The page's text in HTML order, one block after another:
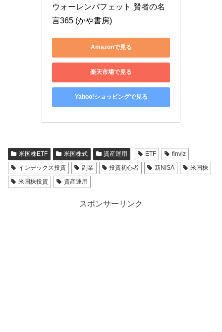
ウォーレンバフェット 賢者の名
言365 (かや書房)
Amazonで見る
楽天市場で見る
Yahoo!ショッピングで見る
米国株ETF 米国株式 資産運用 ETF
finviz
インデックス投資
副業 投資初心者 新NISA
米国株
米国株投資
資産運用
スポンサーリンク